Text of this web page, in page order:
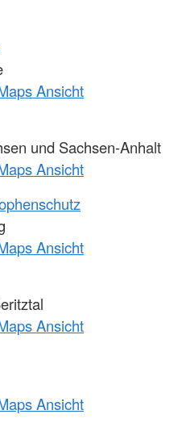
Ansicht
und Sachsen-Anhalt
Ansicht
Ansicht
Ansicht
Ansicht